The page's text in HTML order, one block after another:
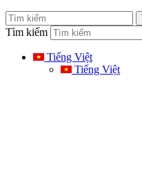
Tìm kiếm
Tiếng Việt
Tiếng Việt